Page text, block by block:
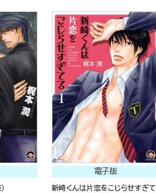
電子版
新崎くんは片恋をこじらせすぎて